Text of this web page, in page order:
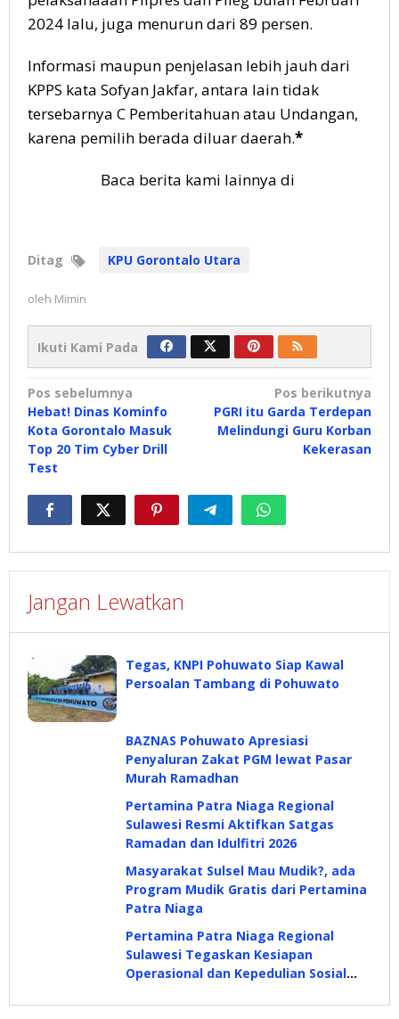
2024 lalu, juga menurun dari 89 persen.
Informasi maupun penjelasan lebih jauh dari
KPPS kata Sofyan Jakfar, antara lain tidak
tersebarnya C Pemberitahuan atau Undangan,
karena pemilih berada diluar daerah.*
Baca berita kami lainnya di
Ditag KPU Gorontalo Utara
oleh Mimin
Ikuti Kami Pada
Navigasi
pos
Pos sebelumnya
Hebat! Dinas Kominfo
Kota Gorontalo Masuk
Top 20 Tim Cyber Drill
Test
Pos berikutnya
PGRI itu Garda Terdepan
Melindungi Guru Korban
Kekerasan
Jangan Lewatkan
Tegas, KNPI Pohuwato Siap Kawal
Persoalan Tambang di Pohuwato
BAZNAS Pohuwato Apresiasi
Penyaluran Zakat PGM lewat Pasar
Murah Ramadhan
Pertamina Patra Niaga Regional
Sulawesi Resmi Aktifkan Satgas
Ramadan dan Idulfitri 2026
Masyarakat Sulsel Mau Mudik?, ada
Program Mudik Gratis dari Pertamina
Patra Niaga
Pertamina Patra Niaga Regional
Sulawesi Tegaskan Kesiapan
Operasional dan Kepedulian Sosial